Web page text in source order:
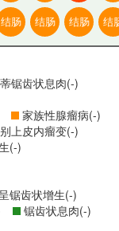
结肠 结肠 结肠 结
锯齿状息肉(-)
家族性腺瘤病(-)
上皮内瘤变(-)
(-)
锯齿状增生(-)
锯齿状息肉(-)